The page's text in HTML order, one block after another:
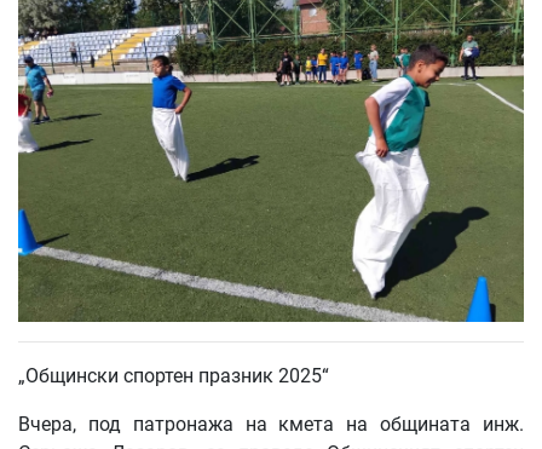
„Общински спортен празник 2025“
Вчера, под патронажа на кмета на общината инж.